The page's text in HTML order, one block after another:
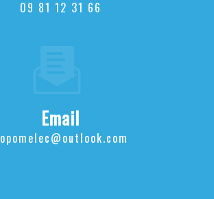
09 81 12 31 66
Email
sopomelec@outlook.com